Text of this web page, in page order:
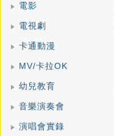
電影
電視劇
卡通動漫
MV/卡拉OK
幼兒教育
音樂演奏會
演唱會實錄